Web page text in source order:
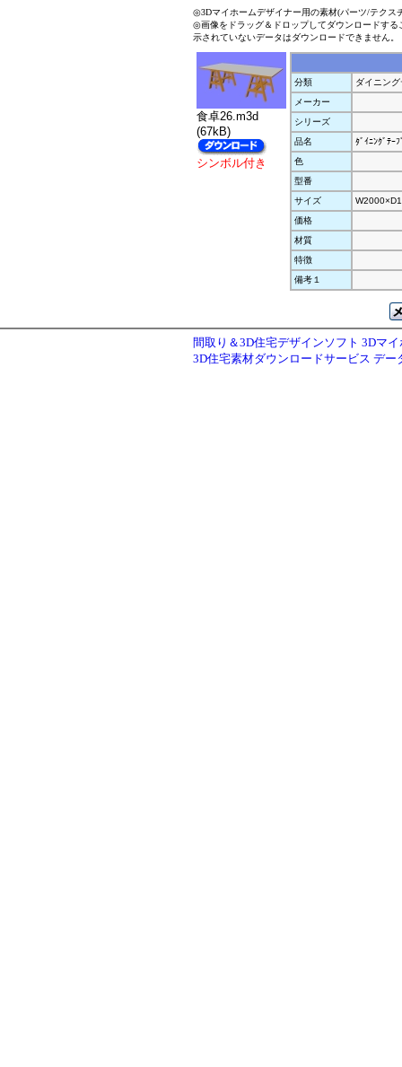
◎3Dマイホームデザイナー用の素材(パーツ/テクス
◎画像をドラッグ＆ドロップしてダウンロードす
示されていないデータはダウンロードできません。
食卓26.m3d
(67kB)
シンボル付き
分類
ダイニン
メーカー
シリーズ
品名
ﾀﾞｲﾆﾝｸﾞﾃｰﾌ
色
型番
サイズ
価格
材質
特徴
備考１
間取り＆3D住宅デザインソフト 3Dマ
3D住宅素材ダウンロードサービス デー